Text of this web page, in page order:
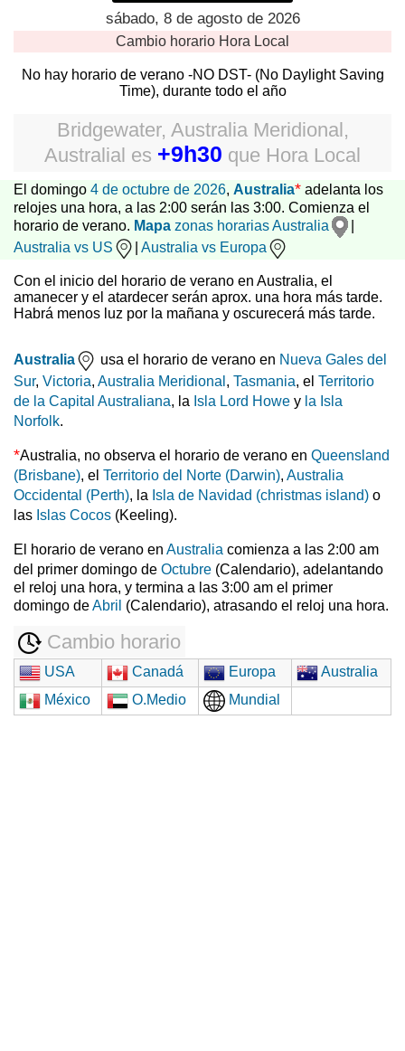
sábado, 8 de agosto de 2026
Cambio horario Hora Local
No hay horario de verano -NO DST- (No Daylight Saving
Time), durante todo el año
Bridgewater, Australia Meridional,
Australial es +9h30 que Hora Local
El domingo 4 de octubre de 2026, Australia* adelanta los
relojes una hora, a las 2:00 serán las 3:00. Comienza el
horario de verano. Mapa zonas horarias Australia
Australia vs US
Australia vs Europa
Con el inicio del horario de verano en Australia, el
amanecer y el atardecer serán aprox. una hora más tarde.
Habrá menos luz por la mañana y oscurecerá más tarde.
Australia usa el horario de verano en Nueva Gales del
Sur, Victoria, Australia Meridional , Tasmania, el Territorio
de la Capital Australiana, la Isla Lord Howe y la Isla
Norfolk.
*Australia, no observa el horario de verano en Queensland
(Brisbane), el Territorio del Norte (Darwin), Australia
Occidental (Perth), la Isla de Navidad (christmas island) o
las Islas Cocos (Keeling).
El horario de verano en Australia comienza a las 2:00 am
del primer domingo de Octubre (Calendario), adelantando
el reloj una hora, y termina a las 3:00 am el primer
domingo deAbril (Calendario), atrasando el reloj una hora.
Cambio horario
USA Canadá Europa
Australia
México
O.Medio Mundial